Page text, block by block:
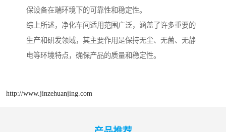
保设备在端环境下的可靠性和稳定性。
综上所述，净化车间适用范围广泛，涵盖了许多重要的
生产和研发领域，其主要作用是保持无尘、无菌、无静
电等环境特点，确保产品的质量和稳定性。
http://www.jinzehuanjing.com